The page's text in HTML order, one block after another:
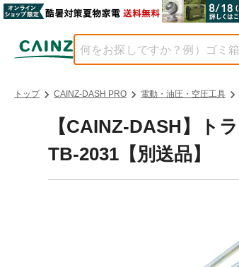
トップ CAINZ-DASH PRO 電動・油圧・空圧工具
【CAINZ-DASH】
TB-2031【別送品】